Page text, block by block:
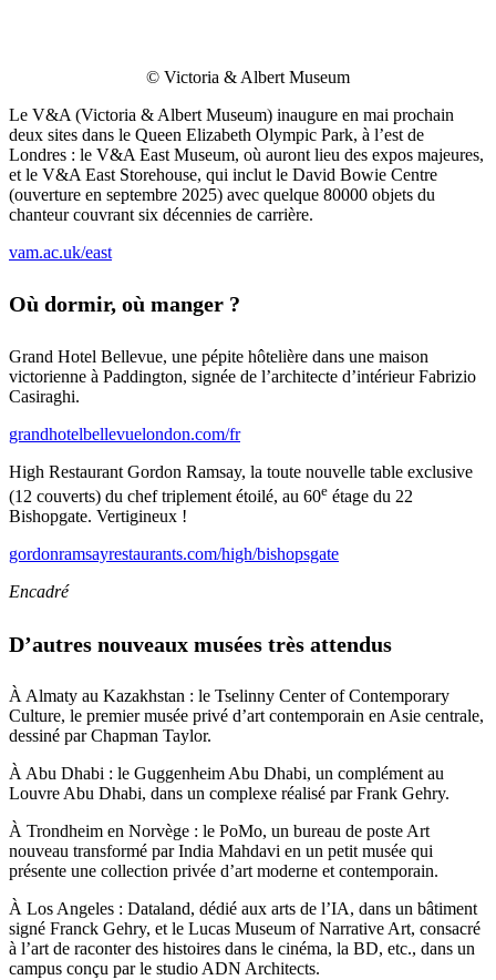
© Victoria & Albert Museum
Le V&A (Victoria & Albert Museum) inaugure en mai prochain
deux sites dans le Queen Elizabeth Olympic Park, à l’est de
Londres : le V&A East Museum, où auront lieu des expos majeures,
et le V&A East Storehouse, qui inclut le David Bowie Centre
(ouverture en septembre 2025) avec quelque 80000 objets du
chanteur couvrant six décennies de carrière.
vam.ac.uk/east
Où dormir, où manger ?
Grand Hotel Bellevue, une pépite hôtelière dans une maison
victorienne à Paddington, signée de l’architecte d’intérieur Fabrizio
Casiraghi.
grandhotelbellevuelondon.com/fr
High Restaurant Gordon Ramsay, la toute nouvelle table exclusive
(12 couverts) du chef triplement étoilé, au 60e étage du 22
Bishopgate. Vertigineux !
gordonramsayrestaurants.com/high/bishopsgate
Encadré
D’autres nouveaux musées très attendus
À Almaty au Kazakhstan : le Tselinny Center of Contemporary
Culture, le premier musée privé d’art contemporain en Asie centrale,
dessiné par Chapman Taylor.
À Abu Dhabi : le Guggenheim Abu Dhabi, un complément au
Louvre Abu Dhabi, dans un complexe réalisé par Frank Gehry.
À Trondheim en Norvège : le PoMo, un bureau de poste Art
nouveau transformé par India Mahdavi en un petit musée qui
présente une collection privée d’art moderne et contemporain.
À Los Angeles : Dataland, dédié aux arts de l’IA, dans un bâtiment
signé Franck Gehry, et le Lucas Museum of Narrative Art, consacré
à l’art de raconter des histoires dans le cinéma, la BD, etc., dans un
campus conçu par le studio ADN Architects.